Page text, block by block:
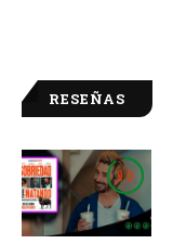
RESEÑAS
9.0